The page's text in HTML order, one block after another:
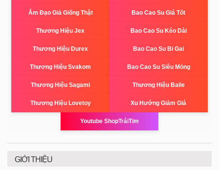
Âm Đạo Giả Giống Thật Bao Cao Su Giá Tốt
Thương Hiệu Jex Bao Cao Su Kéo Dài
Thương Hiệu Durex Bao Cao Su Bi Gai
Thương Hiệu Svakom Bao Cao Su Siêu Mỏng
Thương Hiệu Sagami Thương Hiệu Baile
Thương Hiệu Lovetoy Xu Hướng Giảm Giá
Youtube ShopTráiTim
GIỚI THIỆU